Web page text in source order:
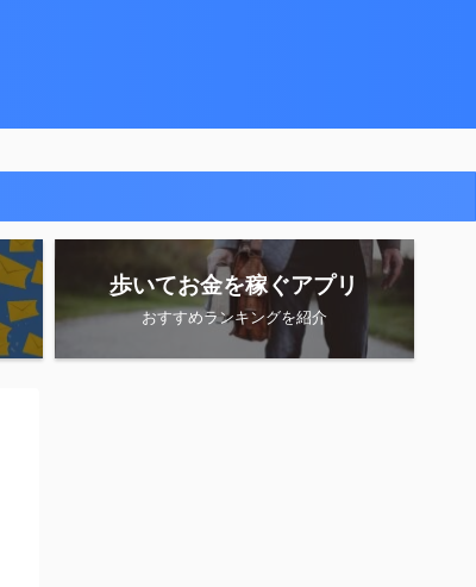
歩いてお金を稼ぐアプリ
おすすめランキングを紹介